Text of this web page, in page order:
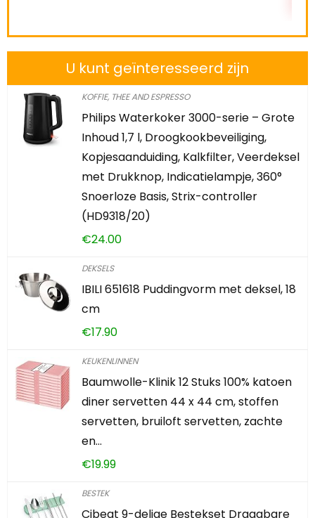
U kunt geïnteresseerd zijn
KOFFIE, THEE AND ESPRESSO
Philips Waterkoker 3000-serie – Grote
Inhoud 1,7 l, Droogkookbeveiliging,
Kopjesaanduiding, Kalkfilter, Veerdeksel
met Drukknop, Indicatielampje, 360°
Snoerloze Basis, Strix-controller
(HD9318/20)
€24.00
DEKSELS
IBILI 651618 Puddingvorm met deksel, 18
cm
€17.90
KEUKENLINNEN
Baumwolle-Klinik 12 Stuks 100% katoen
diner servetten 44 x 44 cm, stoffen
servetten, bruiloft servetten, zachte
en…
€19.99
BESTEK
Cibeat 9-delige Bestekset Draagbare